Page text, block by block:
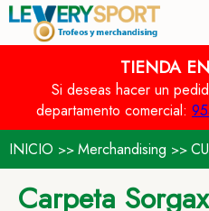
TIENDA
Si deseas hacer un
departamento comercial:
INICIO >> Merchandising >>
Carpeta Sorgax